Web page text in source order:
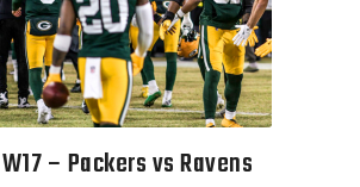
– Packers vs Ravens